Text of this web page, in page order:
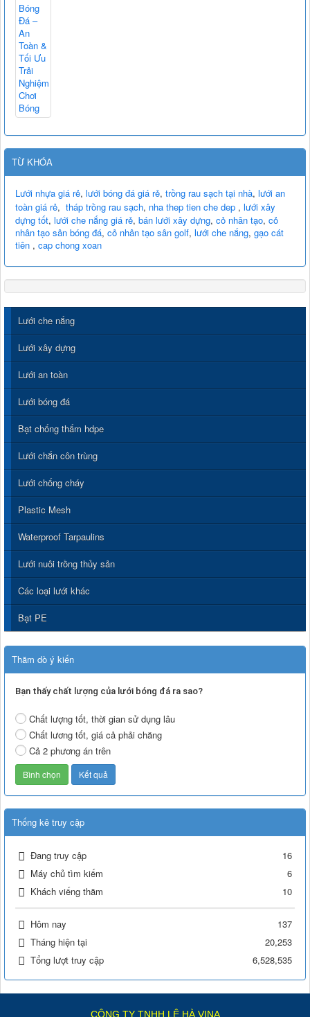
TỪ KHÓA
Lưới nhựa giá rẻ, lưới bóng đá giá rẻ, trồng rau sạch tại nhà, lưới an
toàn giá rẻ, tháp trồng rau sạch, nha thep tien che dep , lưới xây
dựng tốt, lưới che nắng giá rẻ, bán lưới xây dựng, cỏ nhân tạo, cỏ
nhân tạo sân bóng đá, cỏ nhân tạo sân golf, lưới che nắng, gạo cát
tiên , cap chong xoan
Lưới che nắng
Lưới xây dựng
Lưới an toàn
Lưới bóng đá
Bạt chống thấm hdpe
Lưới chắn côn trùng
Lưới chống cháy
Plastic Mesh
Waterproof Tarpaulins
Lưới nuôi trồng thủy sản
Các loại lưới khác
Bạt PE
Thăm dò ý kiến
Bạn thấy chất lượng của lưới bóng đá ra sao?
Chất lượng tốt, thời gian sử dụng lâu
Chất lương tốt, giá cả phải chăng
Cả 2 phương án trên
Thống kê truy cập
Đang truy cập
16
Máy chủ tìm kiếm
6
Khách viếng thăm
10
Hôm nay
137
Tháng hiện tại
20,253
Tổng lượt truy cập
6,528,535
CÔNG TY TNHH LÊ HÀ VINA